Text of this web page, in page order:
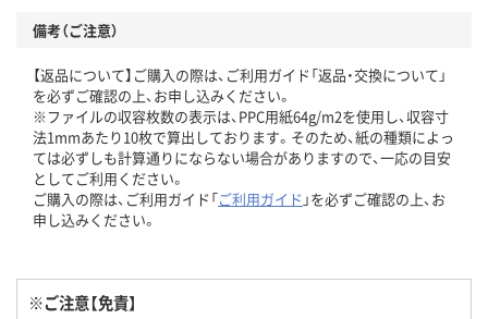
備考（ご注意）
【返品について】ご購入の際は、ご利用ガイド「返品・交換について」
を必ずご確認の上、お申し込みください。
※ファイルの収容枚数の表示は、PPC用紙64g/m2を使用し、収容寸
法1mmあたり10枚で算出しております。そのため、紙の種類によっ
ては必ずしも計算通りにならない場合がありますので、一応の目安
としてご利用ください。
ご購入の際は、ご利用ガイド「ご利用ガイド 」を必ずご確認の上、お
申し込みください。
※ご注意【免責】